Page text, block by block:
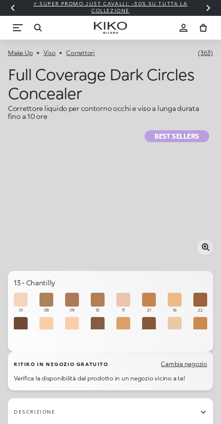
⚡ SUPER PROMO JUST CAVALLI: -30% SU TUTTA LA
COLLEZIONE
Make Up Viso Correttori (363)
Full Coverage Dark Circles
Concealer
Correttore liquido per contorno occhi e viso a lunga durata
fino a 10 ore
BEST SELLERS
13 - Chantilly
01 08 09 10 17 21 16 22
RITIRO IN NEGOZIO GRATUITO
Cambia negozio
Verifica la disponibilità del prodotto in un negozio vicino a te!
DESCRIZIONE